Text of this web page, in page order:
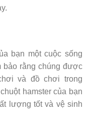
bạn một cuộc sống
bảo rằng chúng được
và đồ chơi trong
hamster của bạn
lượng tốt và vệ sinh